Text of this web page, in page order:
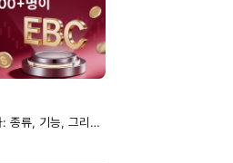
증권시장이란 무엇인가: 종류, 기능, 그리고 거래 방식